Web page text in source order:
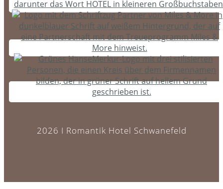
2026 I Romantik Hotel Schwanefeld